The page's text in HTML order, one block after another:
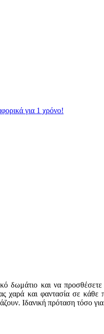
για 1 χρόνο!
δωμάτιο και να
χαρά και φαντασία σε
Ιδανική πρόταση τόσο